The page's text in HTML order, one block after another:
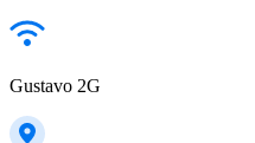
Gustavo 2G